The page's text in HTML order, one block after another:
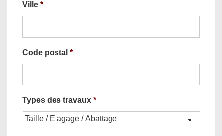
Ville *
Code postal *
Types des travaux *